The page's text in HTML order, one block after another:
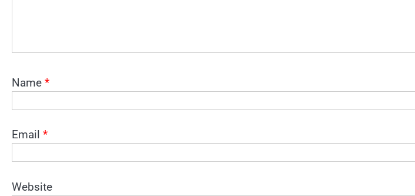
Name *
Email *
Website